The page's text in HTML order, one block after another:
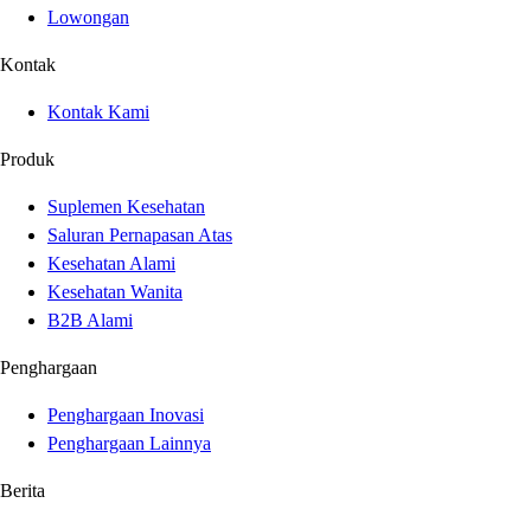
Lowongan
Kontak
Kontak Kami
Produk
Suplemen Kesehatan
Saluran Pernapasan Atas
Kesehatan Alami
Kesehatan Wanita
B2B Alami
Penghargaan
Penghargaan Inovasi
Penghargaan Lainnya
Berita